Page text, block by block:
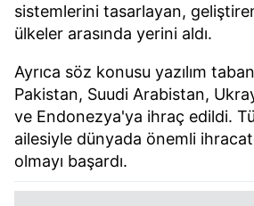
sistemlerini tasarlayan,
ülkeler arasında yerini aldı.
Ayrıca söz konusu yazılım
Pakistan, Suudi Arabistan,
ve Endonezya'ya ihraç edildi.
ailesiyle dünyada önemli
olmayı başardı.